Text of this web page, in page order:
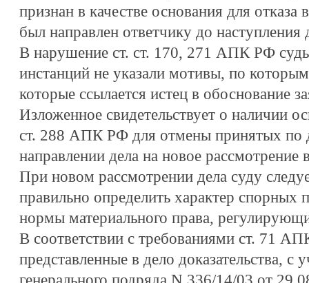
признан в качестве основания для отказа
был направлен ответчику до наступления
В нарушение ст. ст. 170, 271 АПК РФ
инстанций не указали мотивы, по
которые ссылается истец в обоснование
Изложенное свидетельствует о наличии
ст. 288 АПК РФ для отмены принятых по
направлении дела на новое рассмотрение
При новом рассмотрении дела суду
правильно определить характер
нормы материального права,
В соответствии с требованиями ст. 71
представленные в дело доказательства, с